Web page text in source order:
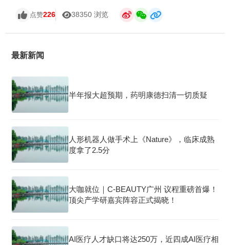
点赞226 38350 浏览
最新新闻
半年报大超预期，药明康德扫清一切质疑
人形机器人做手术上《Nature》，临床成熟
度拿了2.5分
大咖就位｜C-BEAUTY广州 议程重磅首爆！
顶尖产学研嘉宾阵容正式揭晓！
AI医疗人才缺口将达250万，近四成AI医疗相